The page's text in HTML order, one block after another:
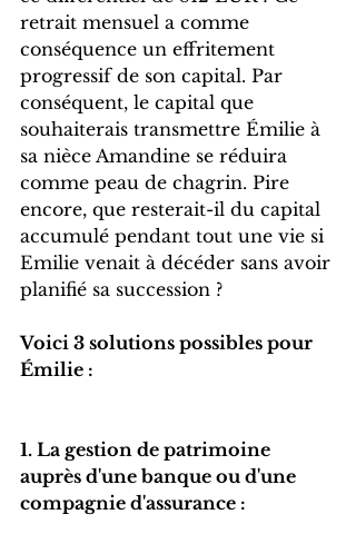
retrait mensuel a comme
conséquence un effritement
progressif de son capital. Par
conséquent, le capital que
souhaiterais transmettre Émilie à
sa nièce Amandine se réduira
comme peau de chagrin. Pire
encore, que resterait-il du capital
accumulé pendant tout une vie si
Emilie venait à décéder sans avoir
planifié sa succession ?
Voici 3 solutions possibles pour
Émilie :
1. La gestion de patrimoine
auprès d'une banque ou d'une
compagnie d'assurance :